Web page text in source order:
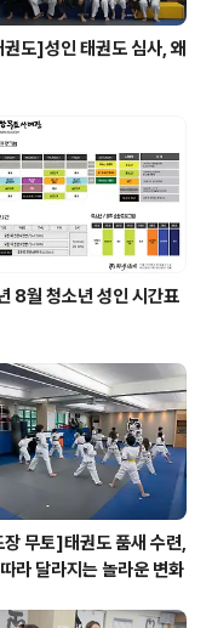
권도]성인 태권도 심사, 왜
8월 청소년 성인 시간표
무토]태권도 품새 수련,
라 달라지는 놀라운 변화